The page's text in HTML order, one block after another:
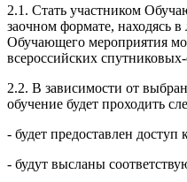
2.1. Стать участником
заочном формате, находясь
Обучающего мероприятия
всероссийских
2.2. В зависимости от
обучение будет проходить
- будет предоставлен
- будут высланы